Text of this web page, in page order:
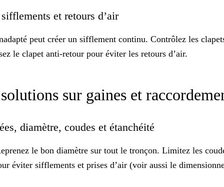
et retours d’air
peut créer un sifflement continu. Contrôlez les
le clapet anti-retour pour éviter les retours d’air.
sur gaines et
diamètre, coudes et étanchéité
le bon diamètre sur tout le tronçon. Limitez les
éviter sifflements et prises d’air (voir aussi le